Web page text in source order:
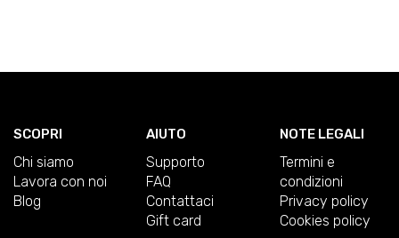
SCOPRI
Chi siamo
Lavora con noi
Blog
AIUTO
Supporto
FAQ
Contattaci
Gift card
NOTE LEGALI
Termini e
condizioni
Privacy policy
Cookies policy